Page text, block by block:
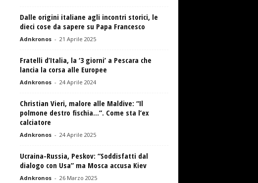
Dalle origini italiane agli incontri storici, le
dieci cose da sapere su Papa Francesco
Adnkronos - 21 Aprile 2025
Fratelli d’Italia, la ‘3 giorni’ a Pescara che
lancia la corsa alle Europee
Adnkronos - 24 Aprile 2024
Christian Vieri, malore alle Maldive: “Il
polmone destro fischia…”. Come sta l’ex
calciatore
Adnkronos - 24 Aprile 2025
Ucraina-Russia, Peskov: “Soddisfatti dal
dialogo con Usa” ma Mosca accusa Kiev
Adnkronos - 26 Marzo 2025